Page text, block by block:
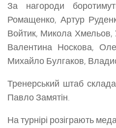
За нагороди
Ромащенко, Артур
Войтик, Микола Хмельов,
Валентина Носкова,
Михайло Булгаков,
Тренерський штаб
Павло Замятін.
На турнірі розіграють